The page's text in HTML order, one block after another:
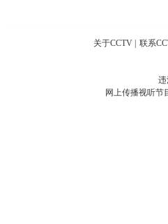
关于CCTV 联系
违
网上传播视听节